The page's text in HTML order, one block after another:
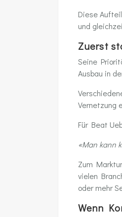
Diese
und
Zuerst
Seine
Ausbau in
Vernetzung
Für Beat
«Man kann
Zum
vielen
oder mehr
Wenn